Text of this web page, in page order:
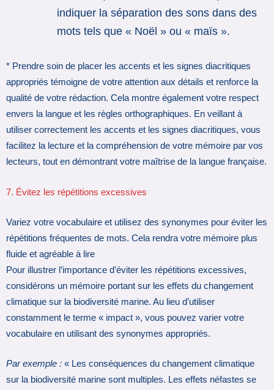
indiquer la séparation des sons dans des
mots tels que « Noël » ou « maïs ».
* Prendre soin de placer les accents et les signes diacritiques
appropriés témoigne de votre attention aux détails et renforce la
qualité de votre rédaction. Cela montre également votre respect
envers la langue et les règles orthographiques. En veillant à
utiliser correctement les accents et les signes diacritiques, vous
facilitez la lecture et la compréhension de votre mémoire par vos
lecteurs, tout en démontrant votre maîtrise de la langue française.
7. Évitez les répétitions excessives
Variez votre vocabulaire et utilisez des synonymes pour éviter les
répétitions fréquentes de mots. Cela rendra votre mémoire plus
fluide et agréable à lire
Pour illustrer l’importance d’éviter les répétitions excessives,
considérons un mémoire portant sur les effets du changement
climatique sur la biodiversité marine. Au lieu d’utiliser
constamment le terme « impact », vous pouvez varier votre
vocabulaire en utilisant des synonymes appropriés.
Par exemple : « Les conséquences du changement climatique
sur la biodiversité marine sont multiples. Les effets néfastes se